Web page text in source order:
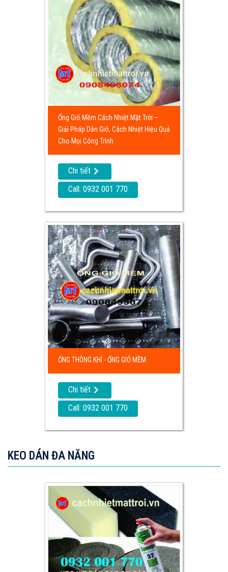
Ống Gió Mềm Cách Nhiệt Mặt Trời –
Giải Pháp Dẫn Gió, Cách Nhiệt Hiệu Quả
Cho Mọi Công Trình
Chi tiết
Call: 0932 001 770
ỐNG THÔNG KHÍ - ỐNG GIÓ MỀM
Chi tiết
Call: 0932 001 770
KEO DÁN ĐA NĂNG